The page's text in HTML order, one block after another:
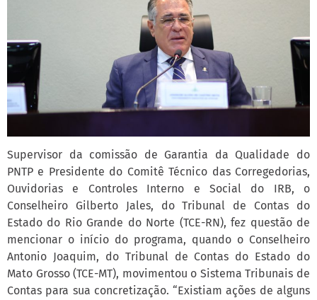
Supervisor da comissão de Garantia da Qualidade do
PNTP e Presidente do Comitê Técnico das Corregedorias,
Ouvidorias e Controles Interno e Social do IRB, o
Conselheiro Gilberto Jales, do Tribunal de Contas do
Estado do Rio Grande do Norte (TCE-RN), fez questão de
mencionar o início do programa, quando o Conselheiro
Antonio Joaquim, do Tribunal de Contas do Estado do
Mato Grosso (TCE-MT), movimentou o Sistema Tribunais de
Contas para sua concretização. “Existiam ações de alguns